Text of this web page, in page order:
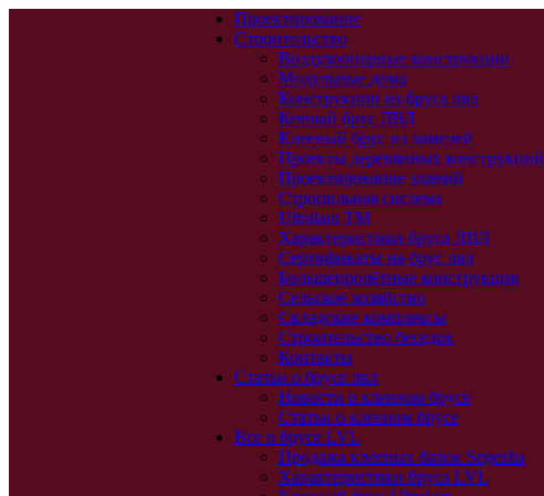
Проектирование
Строительство
Воздухоопорные конструкции
Модульные дома
Конструкции из бруса лвл
Кееный брус ЛВЛ
Клееный брус из ламелей
Проекты деревянных конструкций
Проектирование зданий
Стропильная система
Ultralam TM
Характеристики бруса ЛВЛ
Сертификаты на брус лвл
Большепролётные конструкции
Сельское хозяйство
Складские комплексы
Строительство беседок
Контакты
Статьи о брусе лвл
Новости о клееном брусе
Статьи о клееном брусе
Все о брусе LVL
Продажа клееных балок Segezha
Характеристики бруса LVL